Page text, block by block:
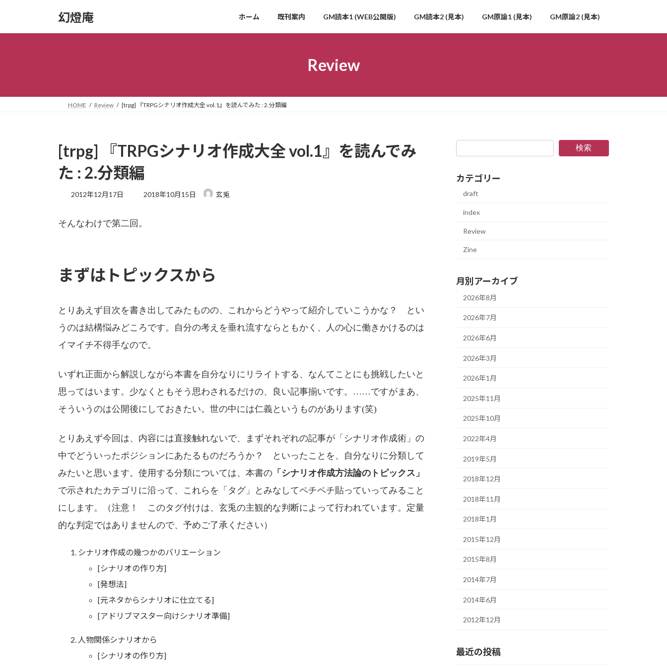
幻燈庵 ホーム 既刊案内 GM読本1 (WEB公開版) GM読本2 (見本) GM原論1 (見本) GM原論2 (見本)
Review
HOME Review [trpg] 『TRPGシナリオ作成大全 vol.1』を読んでみた : 2.分類編
[trpg] 『TRPGシナリオ作成大全 vol.1』を読んでみ
た : 2.分類編
2012年12月17日
最
2018年10月15日 玄兎
そんなわけで第二回。
まずはトピックスから
とりあえず目次を書き出してみたものの、これからどうやって紹介していこうかな？ とい
うのは結構悩みどころです。自分の考えを垂れ流すならともかく、人の心に働きかけるのは
イマイチ不得手なので。
いずれ正面から解説しながら本書を自分なりにリライトする、なんてことにも挑戦したいと
思ってはいます。少なくともそう思わされるだけの、良い記事揃いです。……ですがまあ、
そういうのは公開後にしておきたい。世の中には仁義というものがあります(笑)
とりあえず今回は、内容には直接触れないで、まずそれぞれの記事が「シナリオ作成術」の
中でどういったポジションにあたるものだろうか？ といったことを、自分なりに分類して
みたいと思います。使用する分類については、本書の 「シナリオ作成方法論のトピックス」
で示されたカテゴリに沿って、これらを「タグ」とみなしてペチペチ貼っていってみること
にします。（注意！ このタグ付けは、玄兎の主観的な判断によって行われています。定量
的な判定ではありませんので、予めご了承ください）
シナリオ作成の幾つかのバリエーション
[シナリオの作り方]
[発想法]
[元ネタからシナリオに仕立てる]
[アドリブマスター向けシナリオ準備]
人物関係シナリオから
[シナリオの作り方]
検索
カテゴリー
draft
index
Review
Zine
月別アーカイブ
2026年8月
2026年7月
2026年6月
2026年3月
2026年1月
2025年11月
2025年10月
2022年4月
2019年5月
2018年12月
2018年11月
2018年1月
2015年12月
2015年8月
2014年7月
2014年6月
2012年12月
最近の投稿